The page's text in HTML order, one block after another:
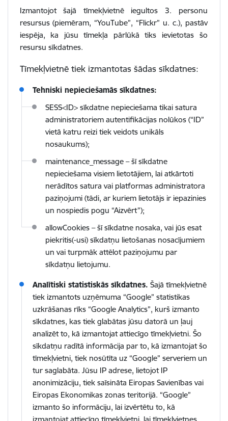
Izmantojot šajā tīmekļvietnē iegultos 3. personu
resursus (piemēram, “YouTube”, “Flickr” u. c.), pastāv
iespēja, ka jūsu tīmekļa pārlūkā tiks ievietotas šo
resursu sīkdatnes.
Tīmekļvietnē tiek izmantotas šādas sīkdatnes:
Tehniski nepieciešamās sīkdatnes:
SESS<ID> sīkdatne nepieciešama tikai satura
administratoriem autentifikācijas nolūkos (“ID”
vietā katru reizi tiek veidots unikāls
nosaukums);
maintenance_message – šī sīkdatne
nepieciešama visiem lietotājiem, lai atkārtoti
nerādītos satura vai platformas administratora
paziņojumi (tādi, ar kuriem lietotājs ir iepazinies
un nospiedis pogu “Aizvērt”);
allowCookies – šī sīkdatne nosaka, vai jūs esat
piekritis(-usi) sīkdatņu lietošanas nosacījumiem
un vai turpmāk attēlot paziņojumu par
sīkdatņu lietojumu.
Analītiski statistiskās sīkdatnes. Šajā tīmekļvietnē
tiek izmantots uzņēmuma “Google” statistikas
uzkrāšanas rīks “Google Analytics”, kurš izmanto
sīkdatnes, kas tiek glabātas jūsu datorā un ļauj
analizēt to, kā izmantojat attiecīgo tīmekļvietni. Šo
sīkdatņu radītā informācija par to, kā izmantojat šo
tīmekļvietni, tiek nosūtīta uz “Google” serveriem un
tur saglabāta. Jūsu IP adrese, lietojot IP
anonimizāciju, tiek saīsināta Eiropas Savienības vai
Eiropas Ekonomikas zonas teritorijā. “Google”
izmanto šo informāciju, lai izvērtētu to, kā